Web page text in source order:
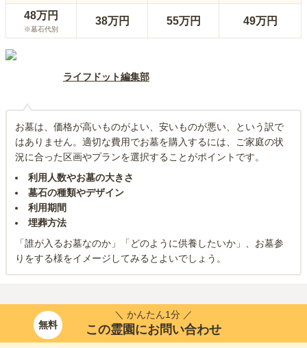
48万円
※墓石代別
38万円 55万円 49万円
ライフドット編集部
お墓は、価格が高いものがよい、安いものが悪い、という訳で
はありません。適切な費用でお墓を購入するには、ご家庭の状
況に合った区画やプランを選択することがポイントです。
利用人数やお墓の大きさ
墓石の種類やデザイン
利用期間
埋葬方法
「誰が入るお墓なのか」「どのように供養したいか」、お墓参
りをする様をイメージしてみるとよいでしょう。
無料
＼ かんたん1分 ／
この霊園にお問い合わせ